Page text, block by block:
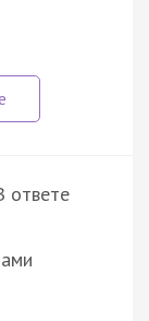
ответе